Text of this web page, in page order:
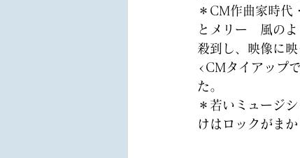
＊ CM作曲家時代
とメリー　風の
殺到し、映像に
<CMタイアップ
た。
＊ 若いミュージ
けはロックがまか